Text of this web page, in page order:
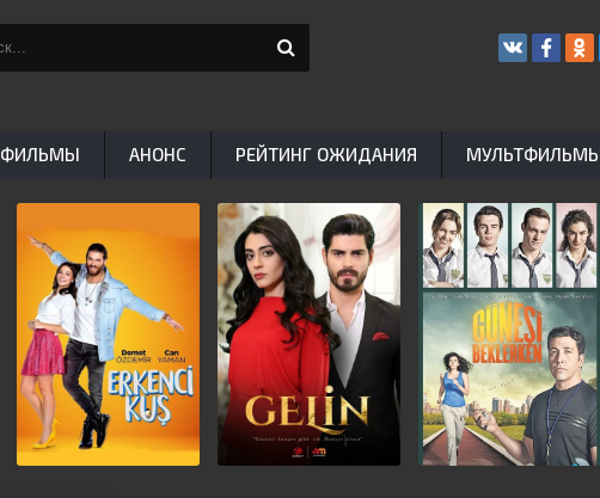
ФИЛЬМЫ АНОНС РЕЙТИНГ ОЖИДАНИЯ